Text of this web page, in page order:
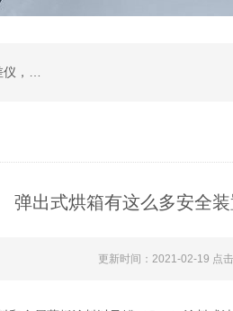
弹出式烘箱有这么多安全
更新时间：2021-02-19 点